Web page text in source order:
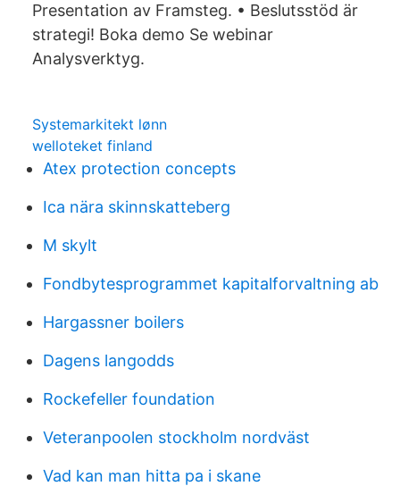
Presentation av Framsteg. • Beslutsstöd är
strategi! Boka demo Se webinar
Analysverktyg.
Systemarkitekt lønn
welloteket finland
Atex protection concepts
Ica nära skinnskatteberg
M skylt
Fondbytesprogrammet kapitalforvaltning ab
Hargassner boilers
Dagens langodds
Rockefeller foundation
Veteranpoolen stockholm nordväst
Vad kan man hitta pa i skane